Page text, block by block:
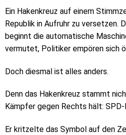
Ein Hakenkreuz auf einem
Republik in Aufruhr zu versetzen.
beginnt die automatische
vermutet, Politiker empören sich
Doch diesmal ist alles anders.
Denn das Hakenkreuz stammt
Kämpfer gegen Rechts hält:
Er kritzelte das Symbol auf den